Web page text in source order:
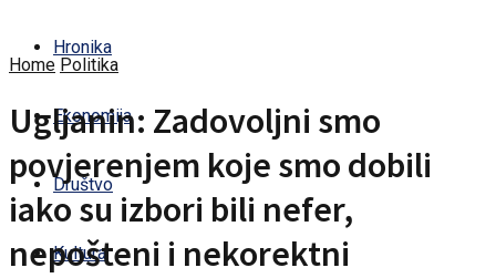
Hronika
Ekonomija
Društvo
Kultura
Home Politika
Ugljanin: Zadovoljni smo
povjerenjem koje smo dobili
iako su izbori bili nefer,
nepošteni i nekorektni